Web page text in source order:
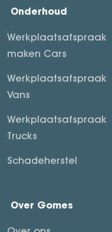
Onderhoud
Werkplaatsafspraak
maken Cars
Werkplaatsafspraak
Vans
Werkplaatsafspraak
Trucks
Schadeherstel
Over Gomes